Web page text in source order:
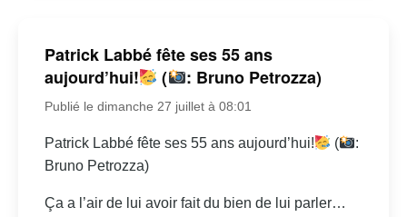
Patrick Labbé fête ses 55 ans
aujourd’hui!
( : Bruno Petrozza)
Publié le dimanche 27 juillet à 08:01
Patrick Labbé fête ses 55 ans aujourd’hui! (
:
Bruno Petrozza)
Ça a l’air de lui avoir fait du bien de lui parler…